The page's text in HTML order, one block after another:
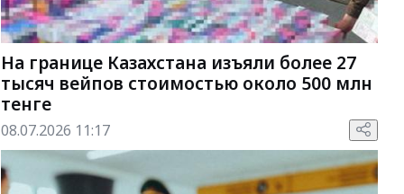
На границе Казахстана изъяли более 27
тысяч вейпов стоимостью около 500 млн
тенге
08.07.2026 11:17